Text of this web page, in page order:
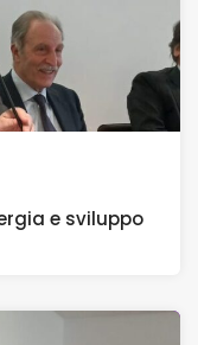
e sviluppo